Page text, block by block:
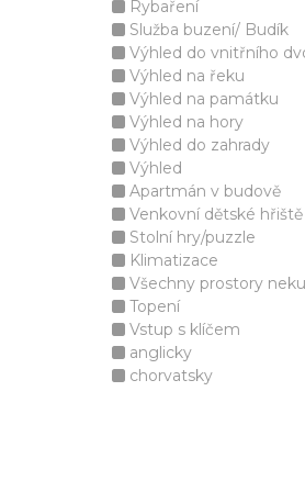
Rybaření
Služba buzení/ Budík
Výhled do vnitřního
Výhled na řeku
Výhled na památku
Výhled na hory
Výhled do zahrady
Výhled
Apartmán v budově
Venkovní dětské hřiště
Stolní hry/puzzle
Klimatizace
Všechny prostory
Topení
Vstup s klíčem
anglicky
chorvatsky